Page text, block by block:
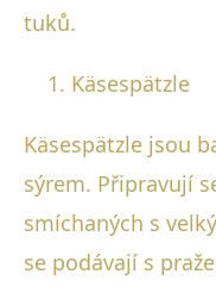
tuků.
Käsespätzle
Käsespätzle jsou
sýrem. Připravují
smíchaných s
se podávají s